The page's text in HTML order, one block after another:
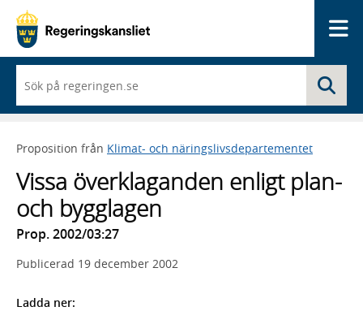
du
börjar
skriva
framträder
lista
med
sökförslag
Proposition från Klimat- och näringslivsdepartementet
Vissa överklaganden enligt plan-
och bygglagen
Prop. 2002/03:27
Publicerad 19 december 2002
Ladda ner: